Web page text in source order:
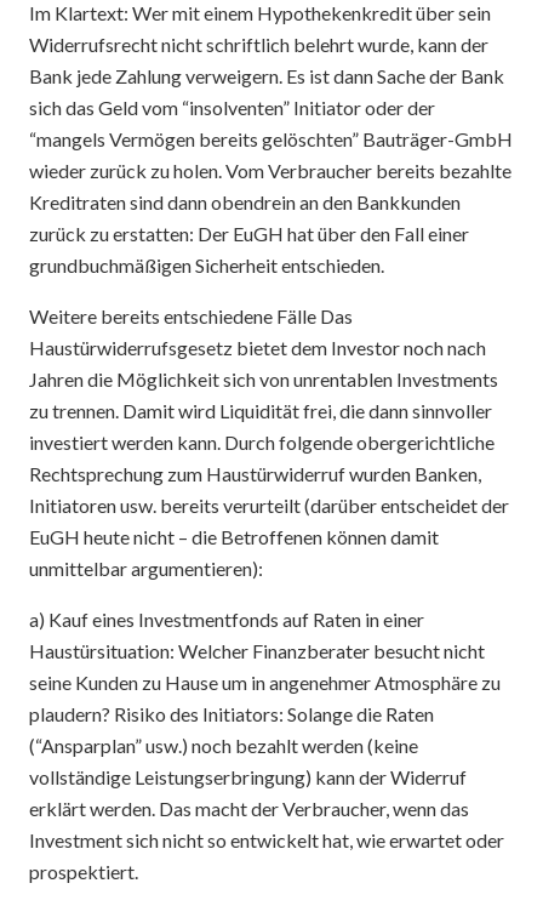
Im Klartext: Wer mit einem Hypothekenkredit über sein
Widerrufsrecht nicht schriftlich belehrt wurde, kann der
Bank jede Zahlung verweigern. Es ist dann Sache der Bank
sich das Geld vom “insolventen” Initiator oder der
“mangels Vermögen bereits gelöschten” Bauträger-GmbH
wieder zurück zu holen. Vom Verbraucher bereits bezahlte
Kreditraten sind dann obendrein an den Bankkunden
zurück zu erstatten: Der EuGH hat über den Fall einer
grundbuchmäßigen Sicherheit entschieden.
Weitere bereits entschiedene Fälle Das
Haustürwiderrufsgesetz bietet dem Investor noch nach
Jahren die Möglichkeit sich von unrentablen Investments
zu trennen. Damit wird Liquidität frei, die dann sinnvoller
investiert werden kann. Durch folgende obergerichtliche
Rechtsprechung zum Haustürwiderruf wurden Banken,
Initiatoren usw. bereits verurteilt (darüber entscheidet der
EuGH heute nicht – die Betroffenen können damit
unmittelbar argumentieren):
a) Kauf eines Investmentfonds auf Raten in einer
Haustürsituation: Welcher Finanzberater besucht nicht
seine Kunden zu Hause um in angenehmer Atmosphäre zu
plaudern? Risiko des Initiators: Solange die Raten
(“Ansparplan” usw.) noch bezahlt werden (keine
vollständige Leistungserbringung) kann der Widerruf
erklärt werden. Das macht der Verbraucher, wenn das
Investment sich nicht so entwickelt hat, wie erwartet oder
prospektiert.